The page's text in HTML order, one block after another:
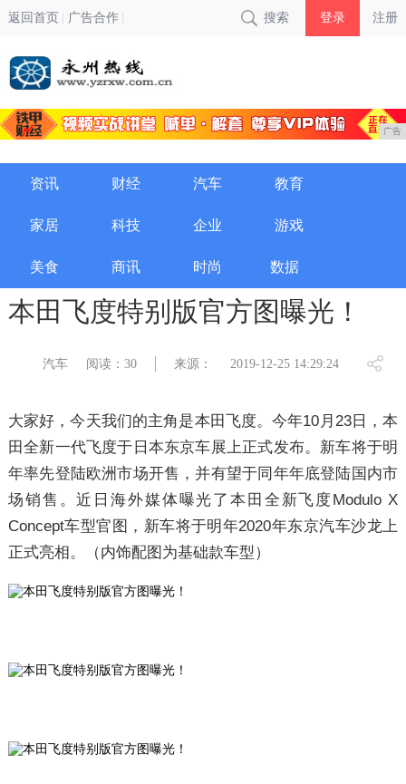
返回首页 广告合作 搜索 登录 注册
广告
资讯 财经 汽车 教育
家居 科技 企业 游戏
美食 商讯 时尚 数据
本田飞度特别版官方图曝光！
汽车 阅读：30 来源： 2019-12-25 14:29:24
大家好，今天我们的主角是本田飞度。今年10月23日，本
田全新一代飞度于日本东京车展上正式发布。新车将于明
年率先登陆欧洲市场开售，并有望于同年年底登陆国内市
场销售。近日海外媒体曝光了本田全新飞度Modulo X
Concept车型官图，新车将于明年2020年东京汽车沙龙上
正式亮相。（内饰配图为基础款车型）